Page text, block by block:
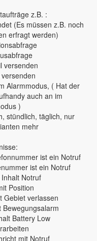
z.B. :
(Es müssen z.B. noch
erfragt werden)
versenden
Alarmmodus, ( Hat der
auch an im
)
stündlich, täglich, nur
mehr
ist ein Notruf
ist ein Notruf
Notruf
Position
Gebiet verlassen
Battery Low
mit Notruf